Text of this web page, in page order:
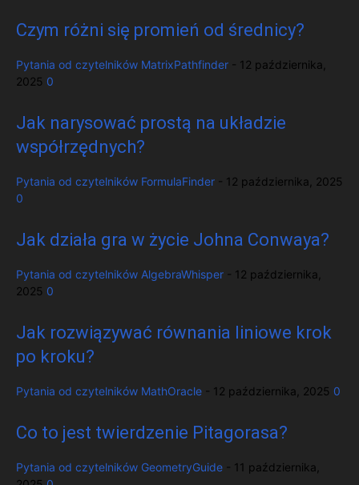
Czym różni się promień od średnicy?
Pytania od czytelników MatrixPathfinder
12 października,
2025 0
Jak narysować prostą na układzie
współrzędnych?
Pytania od czytelników FormulaFinder
12 października, 2025
0
Jak działa gra w życie Johna Conwaya?
Pytania od czytelników AlgebraWhisper
12 października,
2025 0
Jak rozwiązywać równania liniowe krok
po kroku?
Pytania od czytelników MathOracle 12 października, 2025 0
Co to jest twierdzenie Pitagorasa?
Pytania od czytelników GeometryGuide
11 października,